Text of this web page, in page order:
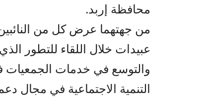
محافظة إربد.
من جهتهما عرض كل من
عبيدات خلال اللقاء للتطور
والتوسع في خدمات الجمعيات
التنمية الاجتماعية في مجال